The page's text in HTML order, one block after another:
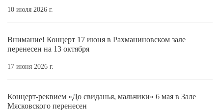
10 июля 2026 г.
Внимание! Концерт 17 июня в Рахманиновском зале
перенесен на 13 октября
17 июня 2026 г.
Концерт-реквием «До свиданья, мальчики» 6 мая в Зале
Мясковского перенесен